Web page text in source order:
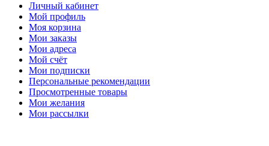
Личный кабинет
Мой профиль
Моя корзина
Мои заказы
Мои адреса
Мой счёт
Мои подписки
Персональные рекомендации
Просмотренные товары
Мои желания
Мои рассылки